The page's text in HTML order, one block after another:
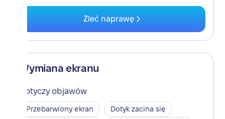
Zleć naprawę
Wymiana ekranu
Dotyczy objawów
Przebarwiony ekran
Dotyk zacina się